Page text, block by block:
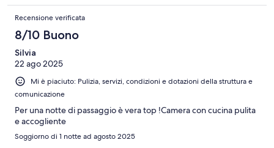
Recensione verificata
8/10 Buono
Silvia
22 ago 2025
Mi è piaciuto: Pulizia, servizi, condizioni e dotazioni della struttura e
comunicazione
Per una notte di passaggio è vera top !Camera con cucina pulita
e accogliente
Soggiorno di 1 notte ad agosto 2025